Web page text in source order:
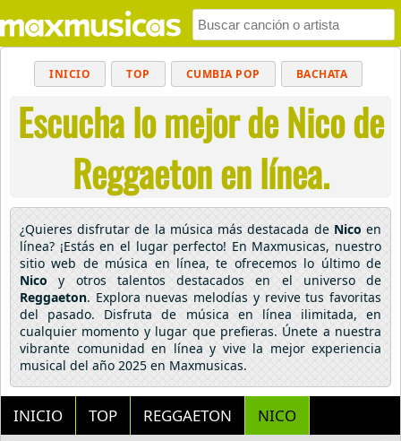
INICIO TOP CUMBIA POP BACHATA
MUSICA CRISTIANA REGGAETON
BALADAS ALTERNATIVO ELECTRÓNICA
CUMBIAS
Escucha lo mejor de Nico de
Reggaeton en línea.
¿Quieres disfrutar de la música más destacada de Nico en
línea? ¡Estás en el lugar perfecto! En Maxmusicas, nuestro
sitio web de música en línea, te ofrecemos lo último de
Nico y otros talentos destacados en el universo de
Reggaeton. Explora nuevas melodías y revive tus favoritas
del pasado. Disfruta de música en línea ilimitada, en
cualquier momento y lugar que prefieras. Únete a nuestra
vibrante comunidad en línea y vive la mejor experiencia
musical del año 2025 en Maxmusicas.
INICIO TOP REGGAETON NICO